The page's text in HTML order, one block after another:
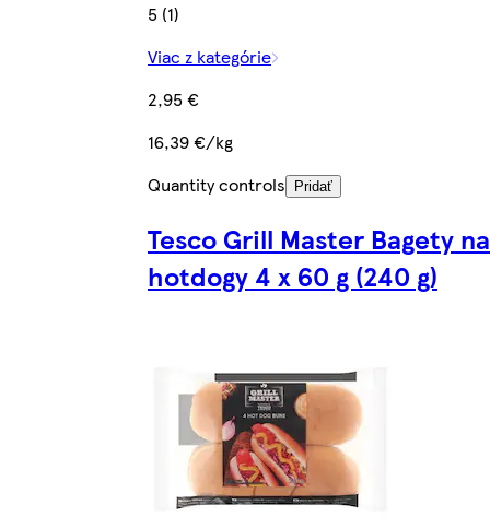
5 (1)
Viac z kategórie
2,95 €
16,39 €/kg
Quantity controls
Pridať
Tesco Grill Master Bagety na
hotdogy 4 x 60 g (240 g)